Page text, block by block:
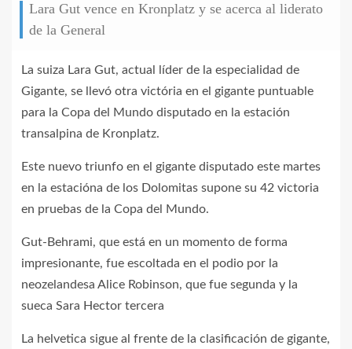
Lara Gut vence en Kronplatz y se acerca al liderato
de la General
La suiza Lara Gut, actual líder de la especialidad de
Gigante, se llevó otra victória en el gigante puntuable
para la Copa del Mundo disputado en la estación
transalpina de Kronplatz.
Este nuevo triunfo en el gigante disputado este martes
en la estacióna de los Dolomitas supone su 42 victoria
en pruebas de la Copa del Mundo.
Gut-Behrami, que está en un momento de forma
impresionante, fue escoltada en el podio por la
neozelandesa Alice Robinson, que fue segunda y la
sueca Sara Hector tercera
La helvetica sigue al frente de la clasificación de gigante,